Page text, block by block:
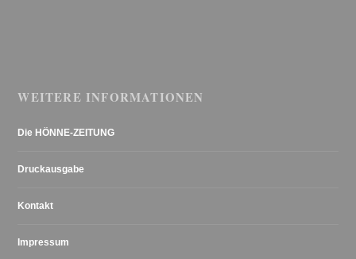
WEITERE INFORMATIONEN
Die HÖNNE-ZEITUNG
Druckausgabe
Kontakt
Impressum